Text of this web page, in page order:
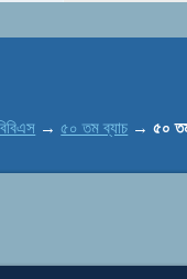
→ ৫০ তম ব্যাচ →৫০